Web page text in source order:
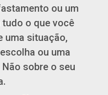
ou um
tudo o que você
uma situação,
ou uma
sobre o seu